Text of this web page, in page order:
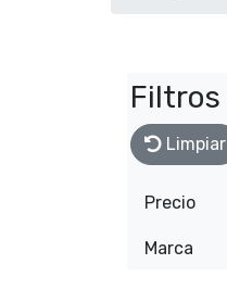
Filtros
Limpiar
Precio
Marca